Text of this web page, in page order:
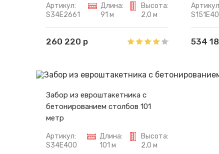
Артикул:
S34E2661
Длина:
91 м
Высота:
2,0 м
260 220 р 534
Забор из евроштакетника с
бетонированием столбов 101
метр
Артикул:
S34E400
Длина:
101 м
Высота:
2,0 м